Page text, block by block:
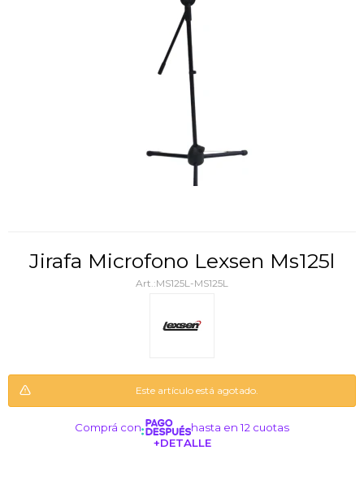
Jirafa Microfono Lexsen Ms125l
MS125L-MS125L
Este artículo está agotado.
Comprá con
hasta en 12 cuotas
+DETALLE